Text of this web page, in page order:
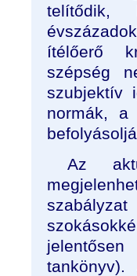
telítődik,
ítélőerő
szépség
szubjektív
normák, a
Az